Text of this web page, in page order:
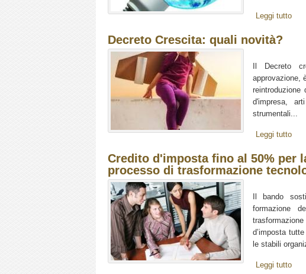
Leggi tutto
Decreto Crescita: quali novità?
Il Decreto
approvazione,
reintroduzione
d'impresa,
strumentali...
Leggi tutto
Credito d'imposta fino al 50% per
processo di trasformazione
Il bando
formazione
d’imposta
le stabili
Leggi tutto